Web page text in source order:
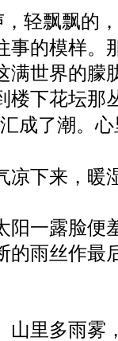
，轻飘飘的
的模样。
满世界的朦
楼下花坛那
成了潮。
下来，
一露脸
雨丝作最
山里多雨雾